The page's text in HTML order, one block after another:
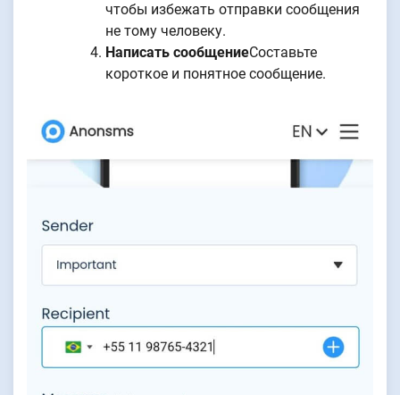
чтобы избежать отправки сообщения
не тому человеку.
Написать сообщениеСоставьте
короткое и понятное сообщение.